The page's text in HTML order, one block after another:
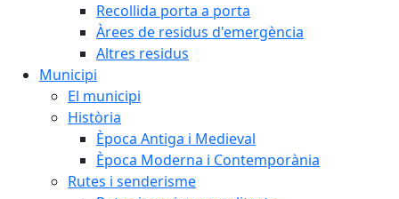
Recollida porta a porta
Àrees de residus d'emergència
Altres residus
Municipi
El municipi
Història
Època Antiga i Medieval
Època Moderna i Contemporània
Rutes i senderisme